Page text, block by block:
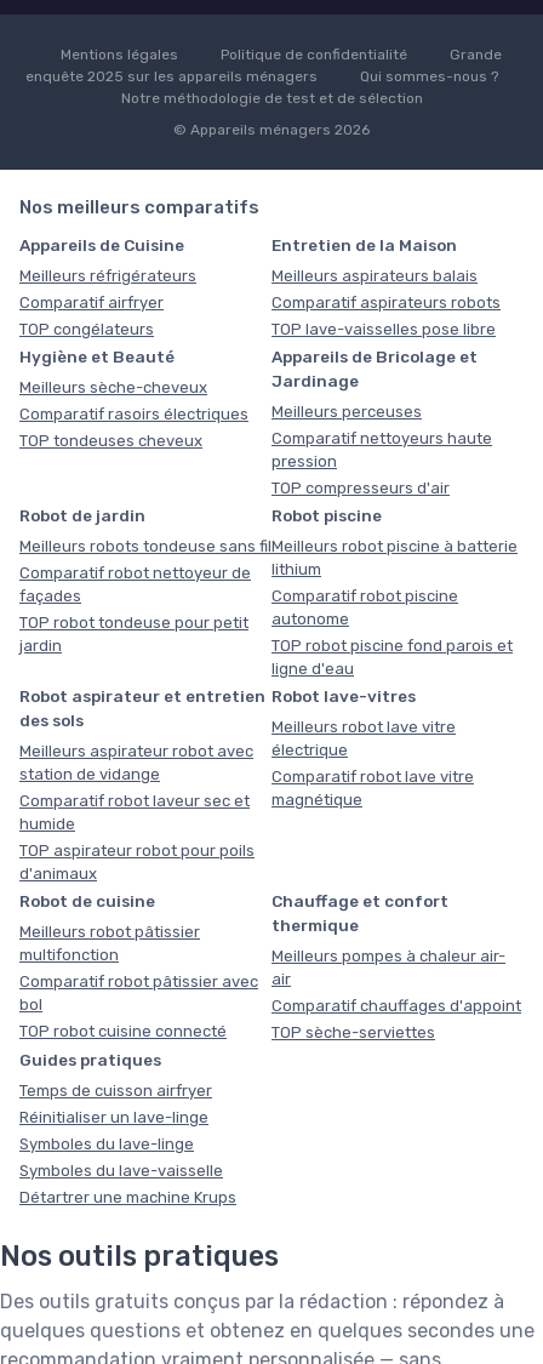
Mentions légales Politique de confidentialité
Grande
enquête 2025 sur les appareils ménagers
Qui sommes-nous ?
Notre méthodologie de test et de sélection
© Appareils ménagers 2026
Nos meilleurs comparatifs
Appareils de Cuisine
Meilleurs réfrigérateurs
Comparatif airfryer
TOP congélateurs
Entretien de la Maison
Meilleurs aspirateurs balais
Comparatif aspirateurs robots
TOP lave-vaisselles pose libre
Hygiène et Beauté
Meilleurs sèche-cheveux
Comparatif rasoirs électriques
TOP tondeuses cheveux
Appareils de Bricolage et
Jardinage
Meilleurs perceuses
Comparatif nettoyeurs haute
pression
TOP compresseurs d'air
Robot de jardin
Meilleurs robots tondeuse sans fil
Comparatif robot nettoyeur de
façades
TOP robot tondeuse pour petit
jardin
Robot piscine
Meilleurs robot piscine à batterie
lithium
Comparatif robot piscine
autonome
TOP robot piscine fond parois et
ligne d'eau
Robot aspirateur et entretien
des sols
Meilleurs aspirateur robot avec
station de vidange
Comparatif robot laveur sec et
humide
TOP aspirateur robot pour poils
d'animaux
Robot lave-vitres
Meilleurs robot lave vitre
électrique
Comparatif robot lave vitre
magnétique
Robot de cuisine
Meilleurs robot pâtissier
multifonction
Comparatif robot pâtissier avec
bol
TOP robot cuisine connecté
Chauffage et confort
thermique
Meilleurs pompes à chaleur air-
air
Comparatif chauffages d'appoint
TOP sèche-serviettes
Guides pratiques
Temps de cuisson airfryer
Réinitialiser un lave-linge
Symboles du lave-linge
Symboles du lave-vaisselle
Détartrer une machine Krups
Nos outils pratiques
Des outils gratuits conçus par la rédaction : répondez à
quelques questions et obtenez en quelques secondes une
recommandation vraiment personnalisée — sans